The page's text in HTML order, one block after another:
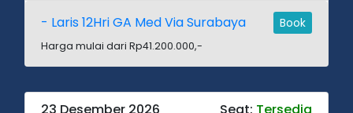
- Laris 12Hri GA Med Via Surabaya Book
Harga mulai dari Rp41.200.000,-